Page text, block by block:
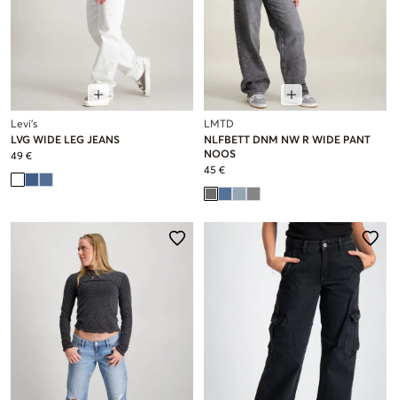
Levi's
LVG WIDE LEG JEANS
49 €
LMTD
NLFBETT DNM NW R WIDE PANT
NOOS
45 €